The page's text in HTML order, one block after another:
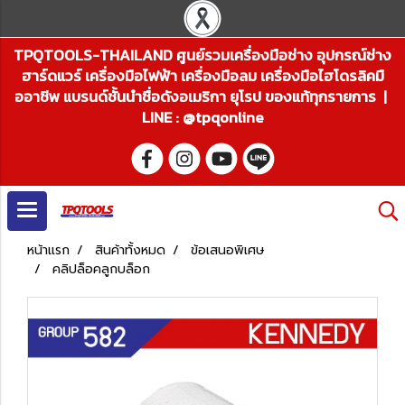
TPQTOOLS-THAILAND ศูนย์รวมเครื่องมือช่าง อุปกรณ์ช่าง
ฮาร์ดแวร์ เครื่องมือไฟฟ้า เครื่องมือลม เครื่องมือไฮโดรลิคมื
ออาชีพ แบรนด์ชั้นนำชื่อดังอเมริกา ยุโรป ของแท้ทุกรายการ |
LINE : @tpqonline
หน้าแรก สินค้าทั้งหมด
ข้อเสนอพิเศษ
คลิปล็อคลูกบล็อก